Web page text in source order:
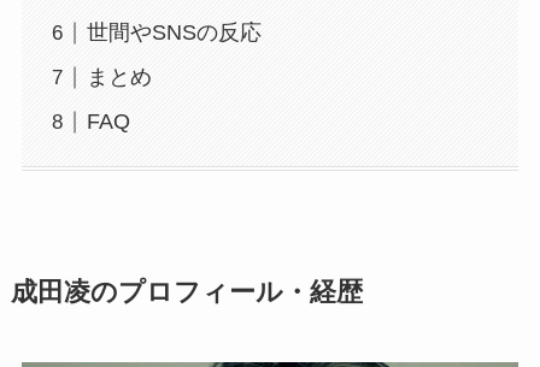
世間やSNSの反応
まとめ
FAQ
成田凌のプロフィール・経歴